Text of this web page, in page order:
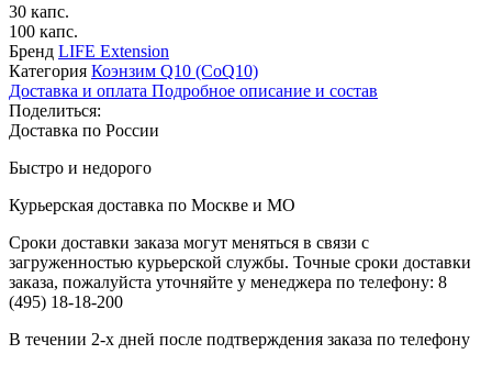
30 капс.
100 капс.
Бренд LIFE Extension
Категория Коэнзим Q10 (CoQ10)
Доставка и оплата Подробное описание и состав
Поделиться:
Доставка по России
Быстро и недорого
Курьерская доставка по Москве и МО
Сроки доставки заказа могут меняться в связи с
загруженностью курьерской службы. Точные сроки доставки
заказа, пожалуйста уточняйте у менеджера по телефону: 8
(495) 18-18-200
В течении 2-х дней после подтверждения заказа по телефону